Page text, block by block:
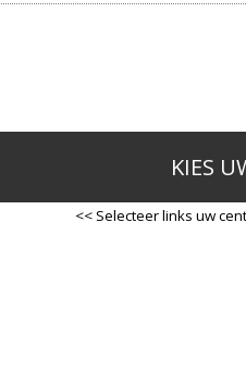
KIES
<< Selecteer links uw